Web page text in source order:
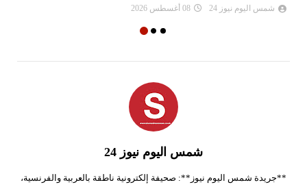
شمس اليوم نيوز 24 08 أغسطس 2026
شمس اليوم نيوز 24
**جريدة شمس اليوم نيوز**: صحيفة إلكترونية ناطقة بالعربية والفرنسية،